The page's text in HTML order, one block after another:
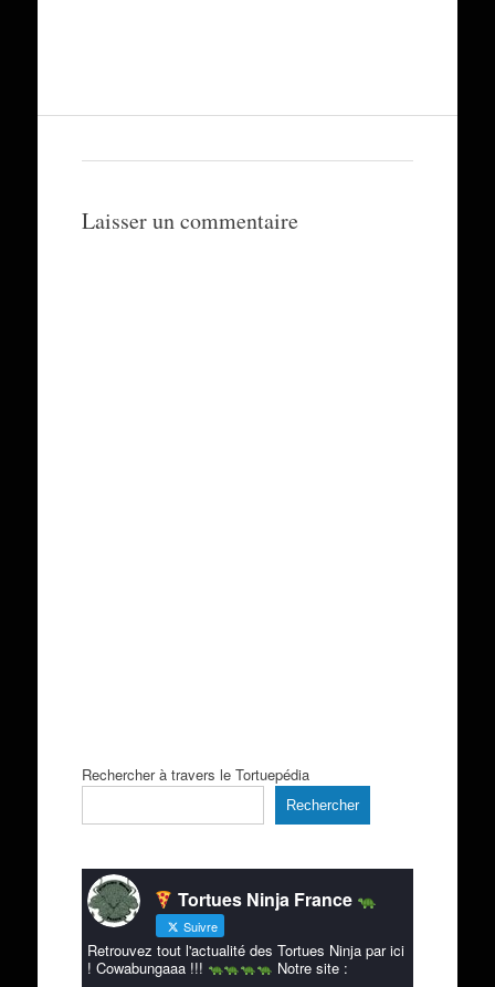
Laisser un commentaire
Rechercher à travers le Tortuepédia
Rechercher
Tortues Ninja France
Suivre
Retrouvez tout l'actualité des Tortues Ninja par ici
! Cowabungaaa !!!
Notre site :